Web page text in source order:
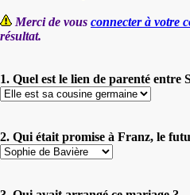
Merci de vous connecter à votre
résultat.
1. Quel est le lien de parenté entre
2. Qui était promise à Franz, le